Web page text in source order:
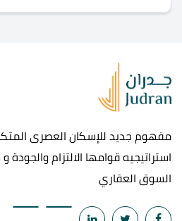
مفهوم جديد للإسكان العصرى
استراتيجيه قوامها الالتزام
السوق العقاري